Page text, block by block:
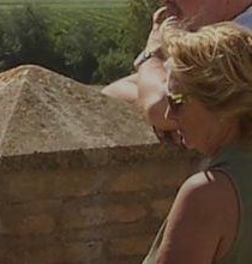
teatronos
donde todo
la
las
o niños